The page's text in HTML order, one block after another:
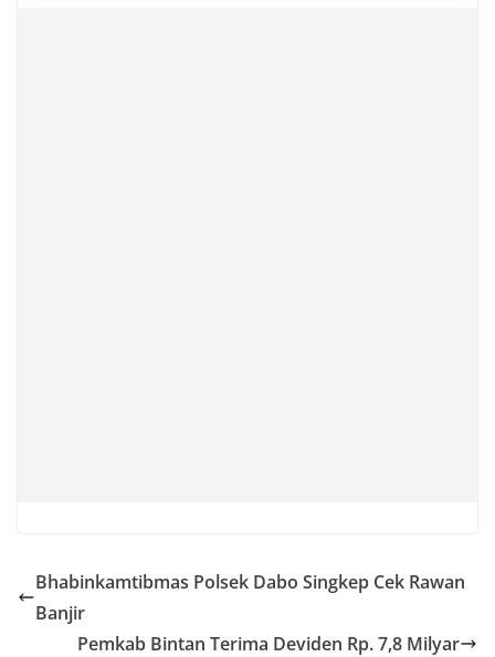
Bhabinkamtibmas Polsek Dabo Singkep Cek Rawan
Banjir
Pemkab Bintan Terima Deviden Rp. 7,8 Milyar